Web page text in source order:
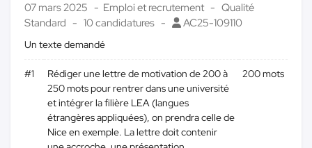
07 mars 2025 Emploi et recrutement
Qualité
Standard
10 candidatures AC25-109110
Un texte demandé
#1
Rédiger une lettre de motivation de 200 à
250 mots pour rentrer dans une université
et intégrer la filière LEA (langues
étrangères appliquées), on prendra celle de
Nice en exemple. La lettre doit contenir
200 mots